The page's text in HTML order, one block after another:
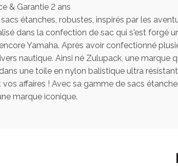
& Garantie 2 ans
étanches, robustes, inspirés par les
dans la confection de sac qui s'est forgé
Yamaha. Après avoir confectionné
nautique. Ainsi né Zulupack, une
une toile en nylon balistique ultra
affaires ! Avec sa gamme de sacs
marque iconique.